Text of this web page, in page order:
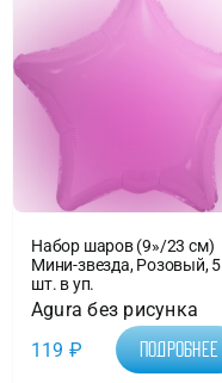
Набор шаров (9»/23 см)
Мини-звезда, Розовый, 5
шт. в уп.
Agura без рисунка
119 ₽ Подробнее